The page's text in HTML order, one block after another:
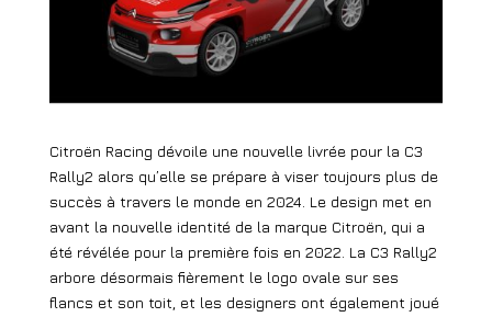
Citroën Racing dévoile une nouvelle livrée pour la C3
Rally2 alors qu’elle se prépare à viser toujours plus de
succès à travers le monde en 2024. Le design met en
avant la nouvelle identité de la marque Citroën, qui a
été révélée pour la première fois en 2022. La C3 Rally2
arbore désormais fièrement le logo ovale sur ses
flancs et son toit, et les designers ont également joué